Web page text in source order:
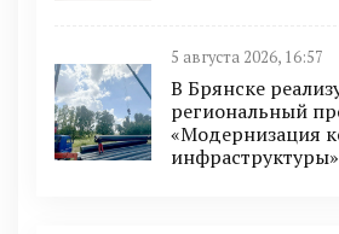
5 августа 2026, 16:57
В Брянске
региональный
«Модернизация
инфраструктуры»